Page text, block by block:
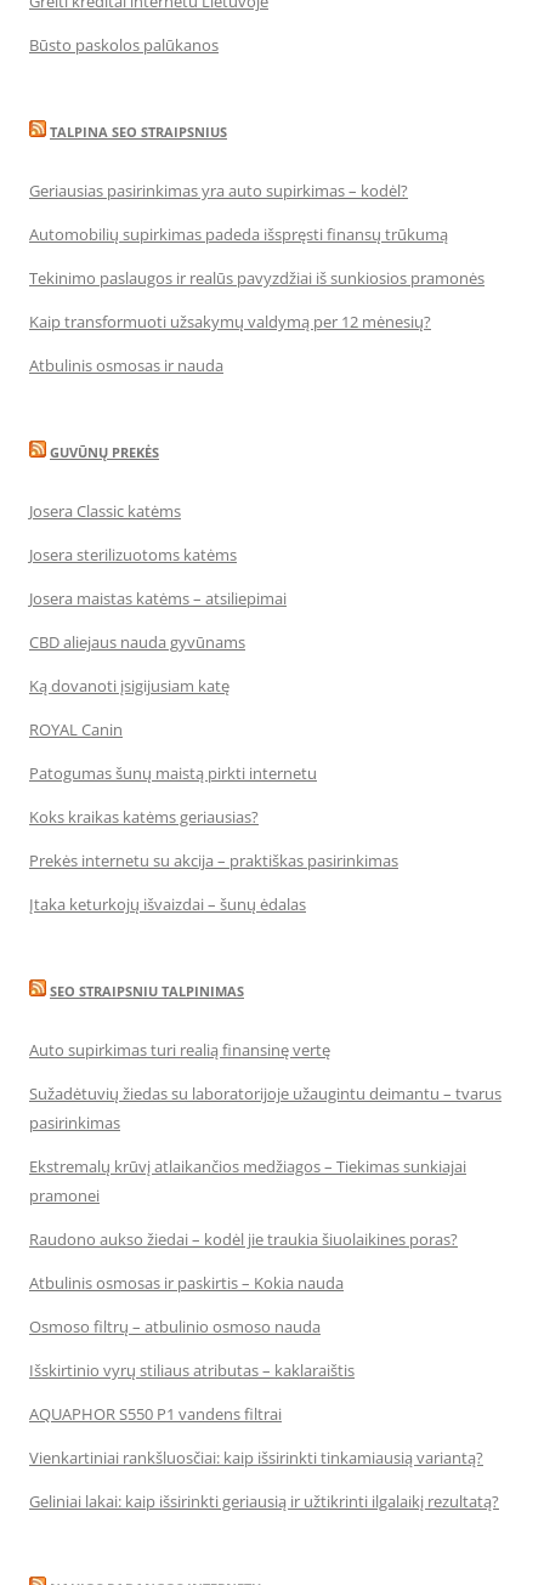
Būsto paskolos palūkanos
TALPINA SEO STRAIPSNIUS
Geriausias pasirinkimas yra auto supirkimas – kodėl?
Automobilių supirkimas padeda išspręsti finansų trūkumą
Tekinimo paslaugos ir realūs pavyzdžiai iš sunkiosios pramonės
Kaip transformuoti užsakymų valdymą per 12 mėnesių?
Atbulinis osmosas ir nauda
GUVŪNŲ PREKĖS
Josera Classic katėms
Josera sterilizuotoms katėms
Josera maistas katėms – atsiliepimai
CBD aliejaus nauda gyvūnams
Ką dovanoti įsigijusiam katę
ROYAL Canin
Patogumas šunų maistą pirkti internetu
Koks kraikas katėms geriausias?
Prekės internetu su akcija – praktiškas pasirinkimas
Įtaka keturkojų išvaizdai – šunų ėdalas
SEO STRAIPSNIU TALPINIMAS
Auto supirkimas turi realią finansinę vertę
Sužadėtuvių žiedas su laboratorijoje užaugintu deimantu – tvarus
pasirinkimas
Ekstremalų krūvį atlaikančios medžiagos – Tiekimas sunkiajai
pramonei
Raudono aukso žiedai – kodėl jie traukia šiuolaikines poras?
Atbulinis osmosas ir paskirtis – Kokia nauda
Osmoso filtrų – atbulinio osmoso nauda
Išskirtinio vyrų stiliaus atributas – kaklaraištis
AQUAPHOR S550 P1 vandens filtrai
Vienkartiniai rankšluosčiai: kaip išsirinkti tinkamiausią variantą?
Geliniai lakai: kaip išsirinkti geriausią ir užtikrinti ilgalaikį rezultatą?